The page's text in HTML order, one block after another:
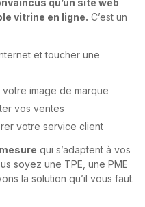
qu’un site web
vitrine en ligne. C’est un
et toucher une
votre image de marque
vos ventes
votre service client
qui s’adaptent à vos
soyez une TPE, une PME
la solution qu’il vous faut.